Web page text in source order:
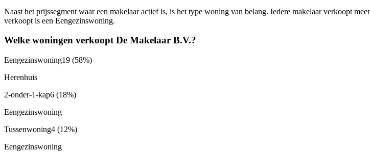
Naast het prijssegment waar een makelaar actief is, is het type woning van belang. Iedere makelaar verkoopt
verkoopt is een Eengezinswoning.
Welke woningen verkoopt De Makelaar B.V.?
Eengezinswoning19 (58%)
Herenhuis
2-onder-1-kap6 (18%)
Eengezinswoning
Tussenwoning4 (12%)
Eengezinswoning